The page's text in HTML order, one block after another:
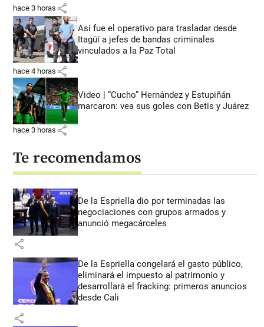
hace 3 horas share
Así fue el operativo para trasladar desde
Itagüí a jefes de bandas criminales
vinculados a la Paz Total
hace 4 horas share
Video | “Cucho” Hernández y Estupiñán
marcaron: vea sus goles con Betis y Juárez
hace 3 horas share
Te recomendamos
De la Espriella dio por terminadas las
negociaciones con grupos armados y
anunció megacárceles
share
De la Espriella congelará el gasto público,
eliminará el impuesto al patrimonio y
desarrollará el fracking: primeros anuncios
desde Cali
share